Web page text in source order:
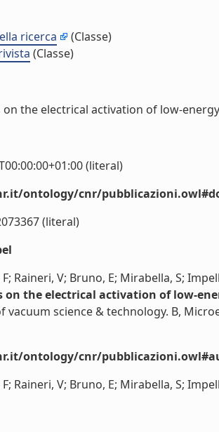
ricerca
(Classe)
(Classe)
on the electrical activation of low-
(literal)
ontology/cnr/
(literal)
Raineri, V; Bruno, E; Mirabella, S;
on the electrical activation of low-
vacuum science & technology. B,
ontology/cnr/
Raineri, V; Bruno, E; Mirabella, S;